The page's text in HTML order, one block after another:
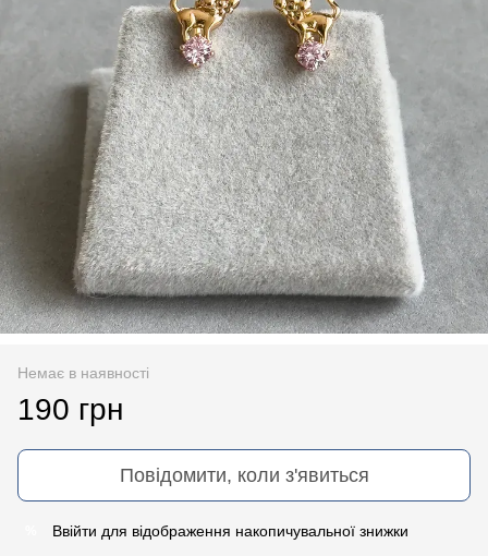
Немає в наявності
190 грн
Повідомити, коли з'явиться
Ввійти для відображення накопичувальної знижки